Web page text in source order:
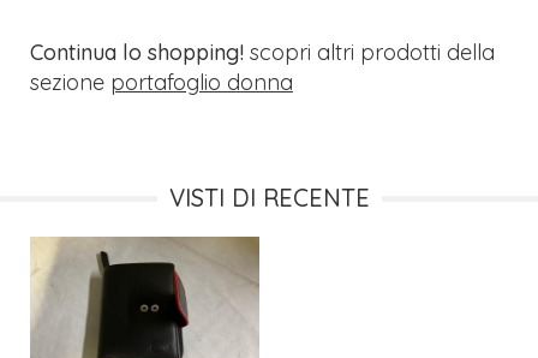
Continua lo shopping! scopri altri prodotti della
sezione portafoglio donna
VISTI DI RECENTE